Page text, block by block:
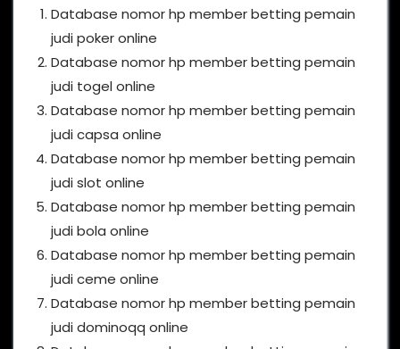
Database nomor hp member betting pemain
judi poker online
Database nomor hp member betting pemain
judi togel online
Database nomor hp member betting pemain
judi capsa online
Database nomor hp member betting pemain
judi slot online
Database nomor hp member betting pemain
judi bola online
Database nomor hp member betting pemain
judi ceme online
Database nomor hp member betting pemain
judi dominoqq online